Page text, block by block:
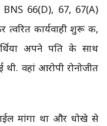
66(D), 67, 67(A)
कार्यवाही शुरू की,
अपने पति के साथ
थी. वहां आरोपी रोनोजीत
मांगा था और धोखे से